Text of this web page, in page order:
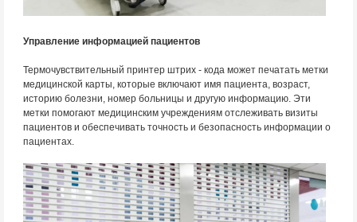
Управление информацией пациентов
Термочувствительный принтер штрих - кода может печатать метки
медицинской карты, которые включают имя пациента, возраст,
историю болезни, номер больницы и другую информацию. Эти
метки помогают медицинским учреждениям отслеживать визиты
пациентов и обеспечивать точность и безопасность информации о
пациентах.